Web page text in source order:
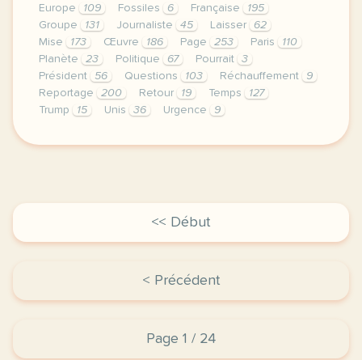
Europe
109 Fossiles 6 Française
195
Groupe
131 Journaliste 45 Laisser
62
Mise
173 Œuvre 186 Page 253 Paris
110
Planète
23 Politique 67 Pourrait
3
Président
56 Questions 103 Réchauffement
9
Reportage
200 Retour 19 Temps
127
Trump
15 Unis 36 Urgence 9
le respect de votre vie privee est une priorite
<< Début
< Précédent
Page 1 / 24